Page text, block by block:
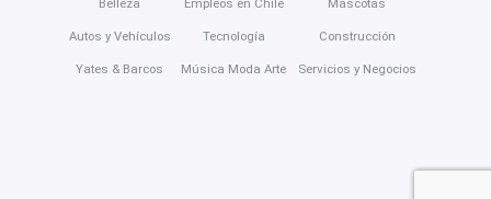
Autos y Vehículos
Yates & Barcos
Tecnología
Música Moda Arte
Construcción
Servicios y Negocios